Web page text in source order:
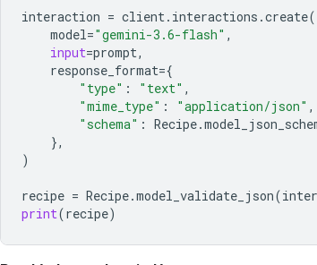
interaction = client. interactions .create(
model="gemini-3.6-flash" ,
input=prompt,
response_format={
"type" : "text" ,
"mime_type" : "application/json" ,
"schema" : Recipe.
},
)
recipe = Recipe.model_validate_json(
print(recipe)